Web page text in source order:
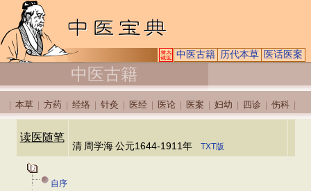
中医古籍 历代本草 医话医案
中医古籍
本草 方药 经络 针灸 医经 医论 医案 妇幼 四诊 伤科
读医随笔
清 周学海 公元1644-1911年 TXT版
自序